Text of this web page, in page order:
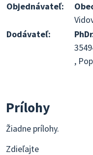
Objednávateľ:
Dodávateľ:
,
Prílohy
Žiadne prílohy.
Zdieľajte